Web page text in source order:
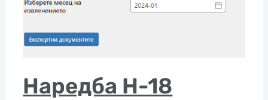
Наредба Н-18